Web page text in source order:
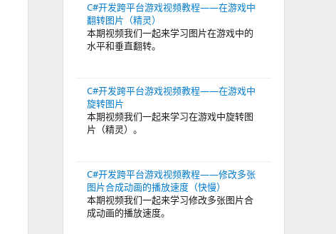
C#开发跨平台游戏视频教程——在游戏中
翻转图片（精灵）
本期视频我们一起来学习图片在游戏中的
水平和垂直翻转。
C#开发跨平台游戏视频教程——在游戏中
旋转图片
本期视频我们一起来学习在游戏中旋转图
片（精灵）。
C#开发跨平台游戏视频教程——修改多张
图片合成动画的播放速度（快慢）
本期视频我们一起来学习修改多张图片合
成动画的播放速度。